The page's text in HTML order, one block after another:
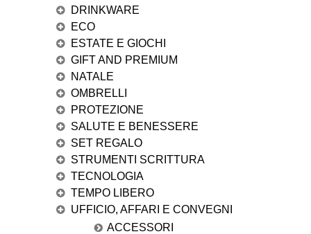
DRINKWARE
ECO
ESTATE E GIOCHI
GIFT AND PREMIUM
NATALE
OMBRELLI
PROTEZIONE
SALUTE E BENESSERE
SET REGALO
STRUMENTI SCRITTURA
TECNOLOGIA
TEMPO LIBERO
UFFICIO, AFFARI E CONVEGNI
ACCESSORI